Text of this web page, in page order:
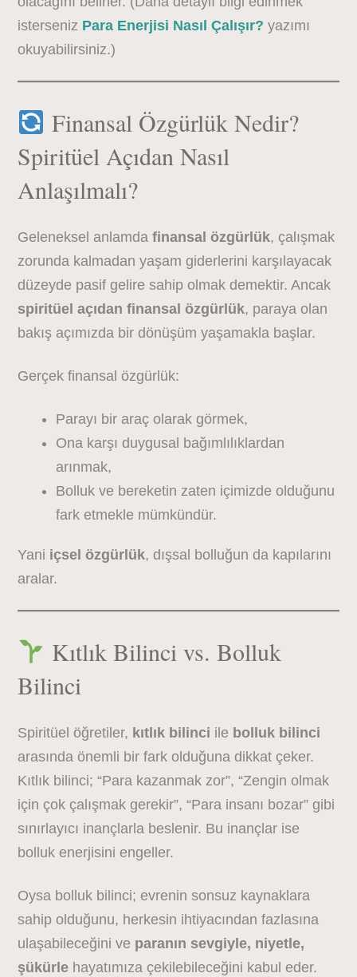
isterseniz Para Enerjisi Nasıl Çalışır? yazımı
okuyabilirsiniz.)
Finansal Özgürlük Nedir?
Spiritüel Açıdan Nasıl
Anlaşılmalı?
Geleneksel anlamdafinansal özgürlük, çalışmak
zorunda kalmadan yaşam giderlerini karşılayacak
düzeyde pasif gelire sahip olmak demektir. Ancak
spiritüel açıdan finansal özgürlük, paraya olan
bakış açımızda bir dönüşüm yaşamakla başlar.
Gerçek finansal özgürlük:
Parayı bir araç olarak görmek,
Ona karşı duygusal bağımlılıklardan
arınmak,
Bolluk ve bereketin zaten içimizde olduğunu
fark etmekle mümkündür.
Yani içsel özgürlük, dışsal bolluğun da kapılarını
aralar.
Kıtlık Bilinci vs. Bolluk
Bilinci
Spiritüel öğretiler, kıtlık bilinci ile bolluk bilinci
arasında önemli bir fark olduğuna dikkat çeker.
Kıtlık bilinci; “Para kazanmak zor”, “Zengin olmak
için çok çalışmak gerekir”, “Para insanı bozar” gibi
sınırlayıcı inançlarla beslenir. Bu inançlar ise
bolluk enerjisini engeller.
Oysa bolluk bilinci; evrenin sonsuz kaynaklara
sahip olduğunu, herkesin ihtiyacından fazlasına
ulaşabileceğini ve paranın sevgiyle, niyetle,
şükürle hayatımıza çekilebileceğini kabul eder.